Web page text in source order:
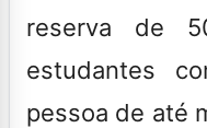
reserva de
estudantes
pessoa de até